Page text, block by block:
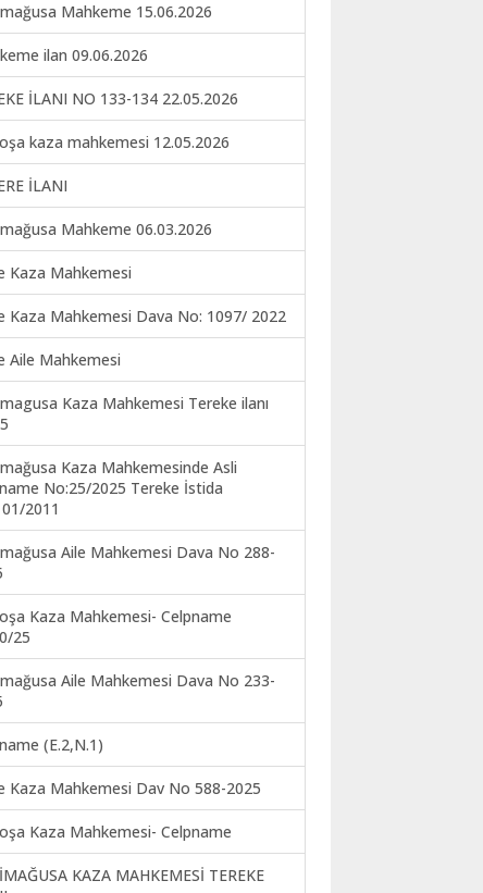
Mahkeme 15.06.2026
ilan 09.06.2026
İLANI NO 133-134 22.05.2026
kaza mahkemesi 12.05.2026
İLANI
Mahkeme 06.03.2026
Kaza Mahkemesi
Kaza Mahkemesi Dava No: 1097/ 2022
Aile Mahkemesi
Kaza Mahkemesi Tereke ilanı
Kaza Mahkemesinde Asli
No:25/2025 Tereke İstida
2011
Aile Mahkemesi Dava No 288-
Kaza Mahkemesi- Celpname
25
Aile Mahkemesi Dava No 233-
(E.2,N.1)
Kaza Mahkemesi Dav No 588-2025
Kaza Mahkemesi- Celpname
KAZA MAHKEMESİ TEREKE